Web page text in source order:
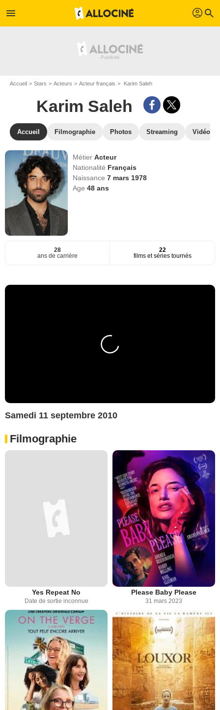
menu profil search
Accueil Stars Acteurs Acteur français Karim Saleh
Karim Saleh
Accueil Filmographie Photos Streaming Vidéos
MétierActeur
Nationalité Français
Naissance7 mars 1978
Age48 ans
28
ans de carrière
22
films et séries tournés
Samedi 11 septembre 2010
Filmographie
Yes Repeat No
Date de sortie inconnue
Please Baby Please
31 mars 2023